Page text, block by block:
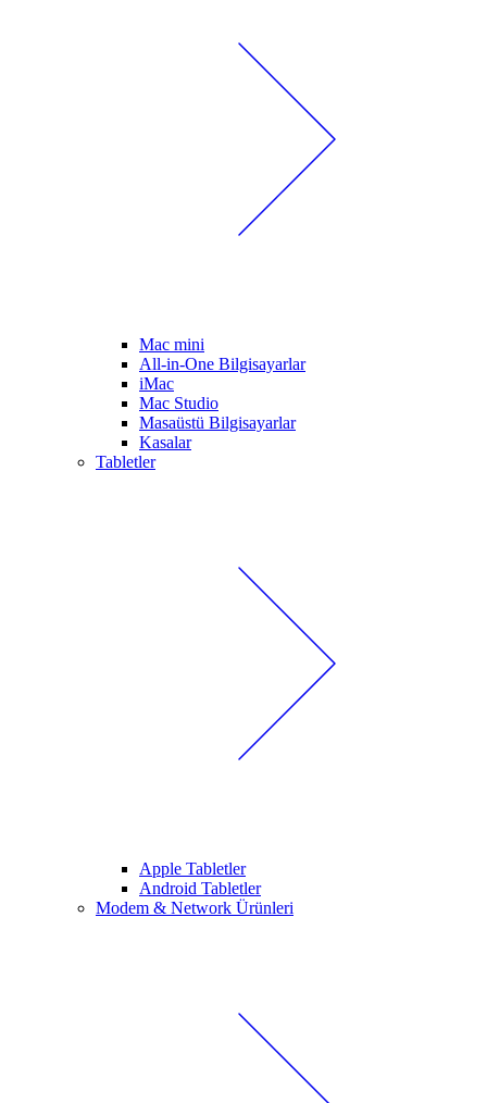
Mac mini
All-in-One Bilgisayarlar
iMac
Mac Studio
Masaüstü Bilgisayarlar
Kasalar
Tabletler
Apple Tabletler
Android Tabletler
Modem & Network Ürünleri